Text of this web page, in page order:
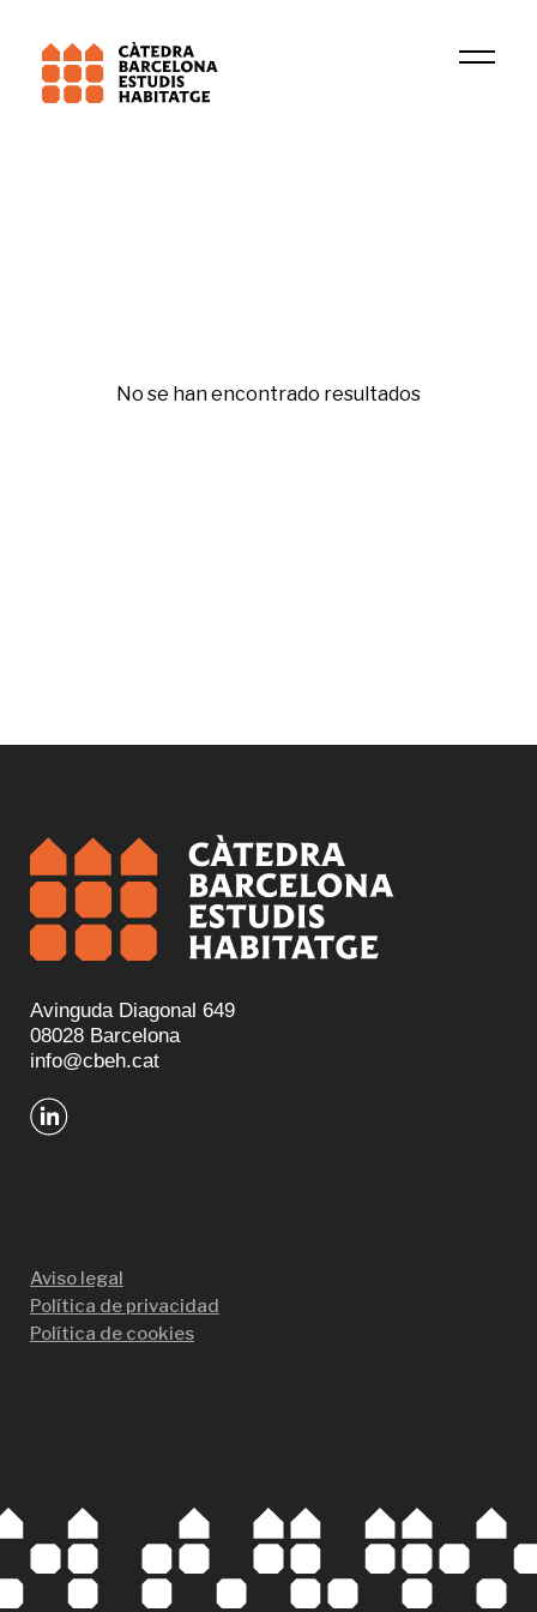
No se han encontrado resultados
Avinguda Diagonal 649
08028 Barcelona
info@cbeh.cat
Aviso legal
Política de privacidad
Política de cookies